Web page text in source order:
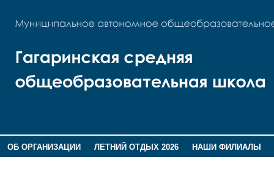
ОБ ОРГАНИЗАЦИИ ЛЕТНИЙ ОТДЫХ 2026
НАШИ ФИЛИАЛЫ